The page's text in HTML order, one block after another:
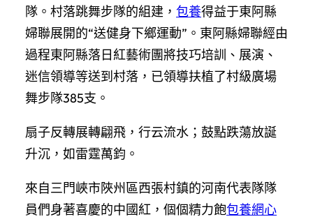
隊。村落跳舞步隊的組建， 包養得益于東阿縣
婦聯展開的“送健身下鄉運動”。東阿縣婦聯經由
過程東阿縣落日紅藝術團將技巧培訓、展演、
迷信領導等送到村落，已領導扶植了村級廣場
舞步隊385支。
扇子反轉展轉翩飛，行云流水；鼓點跌蕩放誕
升沉，如雷霆萬鈞。
來自三門峽市陜州區西張村鎮的河南代表隊隊
員們身著喜慶的中國紅，個個精力飽包養網心